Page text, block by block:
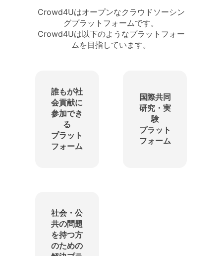
Crowd4Uはオープンなクラウドソーシン
グプラットフォームです。
Crowd4Uは以下のようなプラットフォー
ムを目指しています。
誰もが社
会貢献に
参加でき
る
プラット
フォーム
国際共同
研究・実
験
プラット
フォーム
社会・公
共の問題
を持つ方
のための